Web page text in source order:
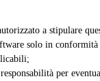
a stipulare
solo in conformità
per